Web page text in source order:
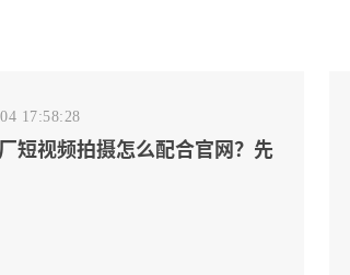
17:58:28
短视频拍摄怎么配合官网？先